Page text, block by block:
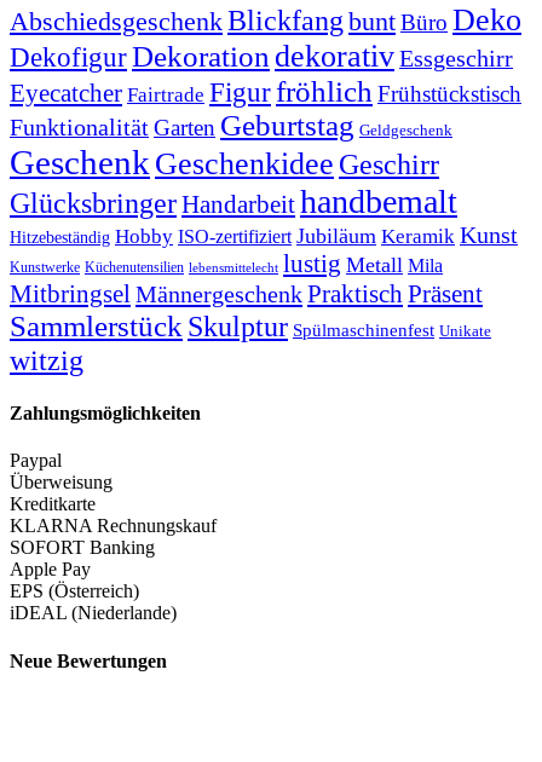
AbschiedsgeschenkBlickfang buntBüro Deko
DekofigurDekoration dekorativEssgeschirr
Eyecatcher Fairtrade Figurfröhlich Frühstückstisch
FunktionalitätGarten Geburtstag Geldgeschenk
Geschenk Geschenkidee Geschirr
GlücksbringerHandarbeithandbemalt
Hitzebeständig Hobby ISO-zertifiziert Jubiläum Keramik Kunst
Kunstwerke Küchenutensilien lebensmittelecht lustig Metall Mila
MitbringselMännergeschenkPraktischPräsent
Sammlerstück Skulptur Spülmaschinenfest Unikate
witzig
Zahlungsmöglichkeiten
Paypal
Überweisung
Kreditkarte
KLARNA Rechnungskauf
SOFORT Banking
Apple Pay
EPS (Österreich)
iDEAL (Niederlande)
Neue Bewertungen